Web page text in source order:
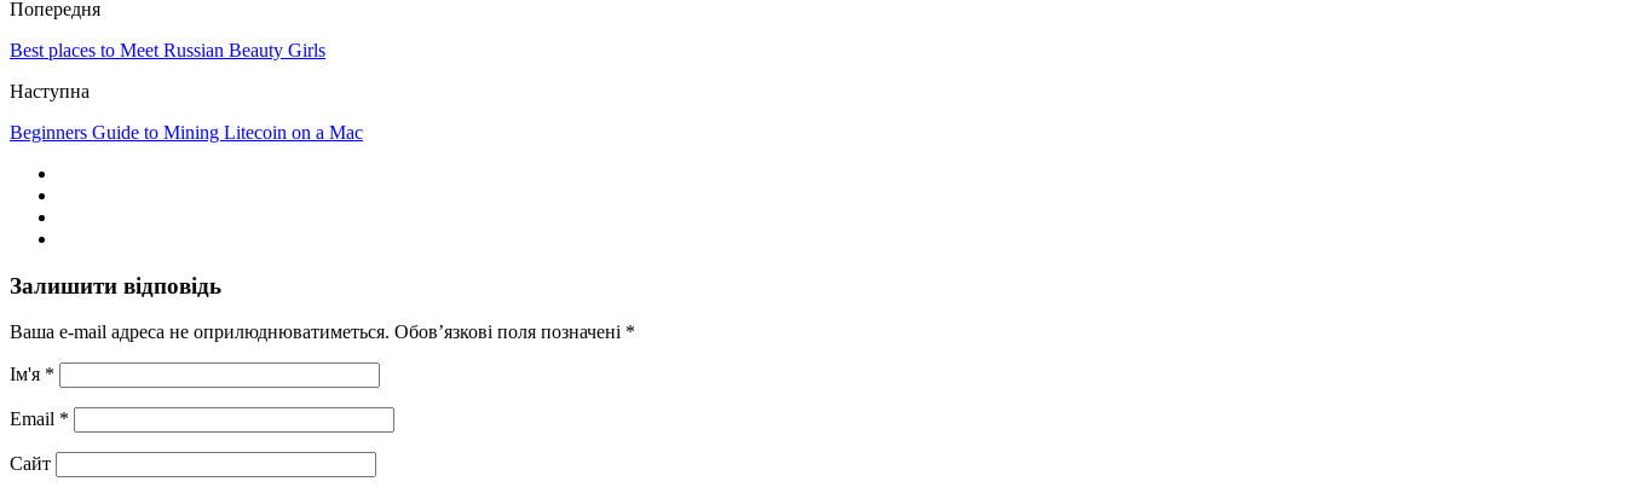
Попередня
Best places to Meet Russian Beauty Girls
Наступна
Beginners Guide to Mining Litecoin on a Mac
Залишити відповідь
Ваша e-mail адреса не оприлюднюватиметься. Обов’язкові поля позначені *
Ім'я *
Email *
Сайт